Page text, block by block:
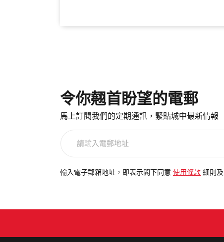
令你翹首盼望的電郵
馬上訂閱我們的定期通訊，緊貼城中最新情報
電
輸入電子郵箱地址，即表示閣下同意 使用條款 細則及